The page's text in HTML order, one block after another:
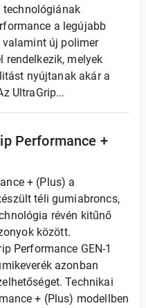
technológiának
a legújabb
új polimer
rendelkezik, melyek
nyújtanak akár a
UltraGrip...
Performance +
+ (Plus) a
téli gumiabroncs,
révén kitűnő
között.
Performance GEN-1
azonban
Technikai
+ (Plus) modellben